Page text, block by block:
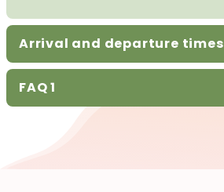
Arrival and departure times
FAQ 1